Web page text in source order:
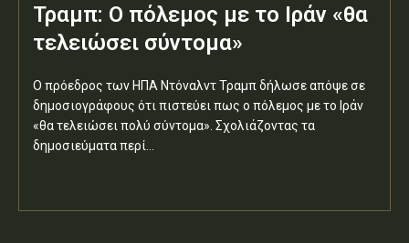
Τραμπ: Ο πόλεμος με το Ιράν «θα
τελειώσει σύντομα»
Ο πρόεδρος των ΗΠΑ Ντόναλντ Τραμπ δήλωσε απόψε σε
δημοσιογράφους ότι πιστεύει πως ο πόλεμος με το Ιράν
«θα τελειώσει πολύ σύντομα». Σχολιάζοντας τα
δημοσιεύματα περί...